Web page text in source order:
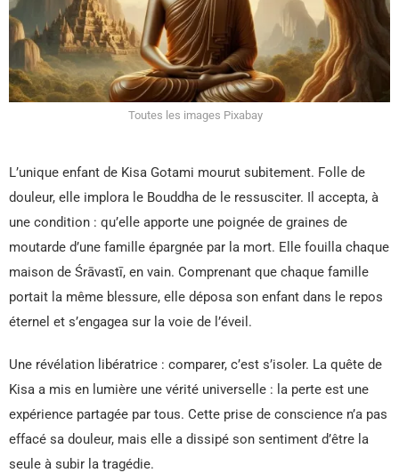
Toutes les images Pixabay
L’unique enfant de Kisa Gotami mourut subitement. Folle de
douleur, elle implora le Bouddha de le ressusciter. Il accepta, à
une condition : qu’elle apporte une poignée de graines de
moutarde d’une famille épargnée par la mort. Elle fouilla chaque
maison de Śrāvastī, en vain. Comprenant que chaque famille
portait la même blessure, elle déposa son enfant dans le repos
éternel et s’engagea sur la voie de l’éveil.
Une révélation libératrice : comparer, c’est s’isoler. La quête de
Kisa a mis en lumière une vérité universelle : la perte est une
expérience partagée par tous. Cette prise de conscience n’a pas
effacé sa douleur, mais elle a dissipé son sentiment d’être la
seule à subir la tragédie.